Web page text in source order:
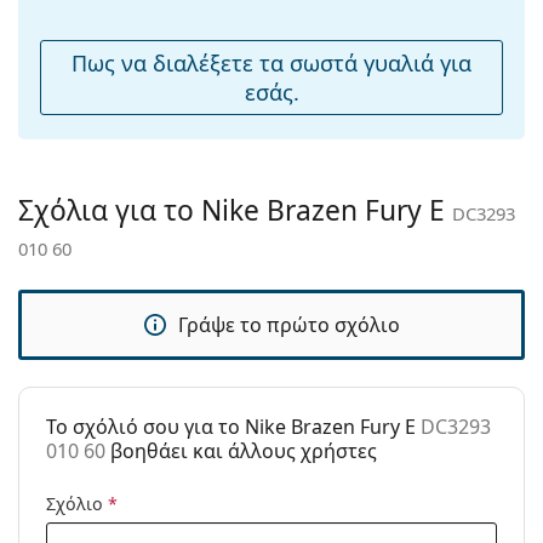
άρθρωση:
Όχι
Αξεσουάρ
Πανί
καθαρισμού:
Ναι
Άλλα
Ανδρικά
Χρήση:
Αθλητικά
Αθλητικά:
Πως να διαλέξετε τα σωστά γυαλιά για
εσάς.
Σχόλια για το Nike Brazen Fury E DC3293
010 60
Γράψε το πρώτο σχόλιο
To σχόλιό σου για το Nike Brazen Fury E DC3293
010 60 βοηθάει και άλλους χρήστες
Σχόλιο *